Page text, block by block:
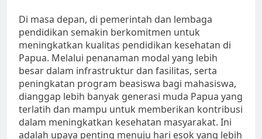
Di masa depan, di pemerintah dan lembaga
pendidikan semakin berkomitmen untuk
meningkatkan kualitas pendidikan kesehatan di
Papua. Melalui penanaman modal yang lebih
besar dalam infrastruktur dan fasilitas, serta
peningkatan program beasiswa bagi mahasiswa,
dianggap lebih banyak generasi muda Papua yang
terlatih dan mampu untuk memberikan kontribusi
dalam meningkatkan kesehatan masyarakat. Ini
adalah upaya penting menuju hari esok yang lebih